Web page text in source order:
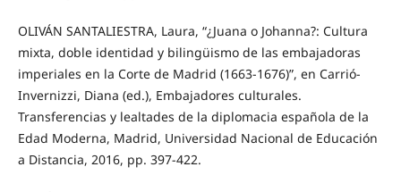
OLIVÁN SANTALIESTRA, Laura, “¿Juana o Johanna?: Cultura
mixta, doble identidad y bilingüismo de las embajadoras
imperiales en la Corte de Madrid (1663-1676)”, en Carrió-
Invernizzi, Diana (ed.), Embajadores culturales.
Transferencias y lealtades de la diplomacia española de la
Edad Moderna, Madrid, Universidad Nacional de Educación
a Distancia, 2016, pp. 397-422.